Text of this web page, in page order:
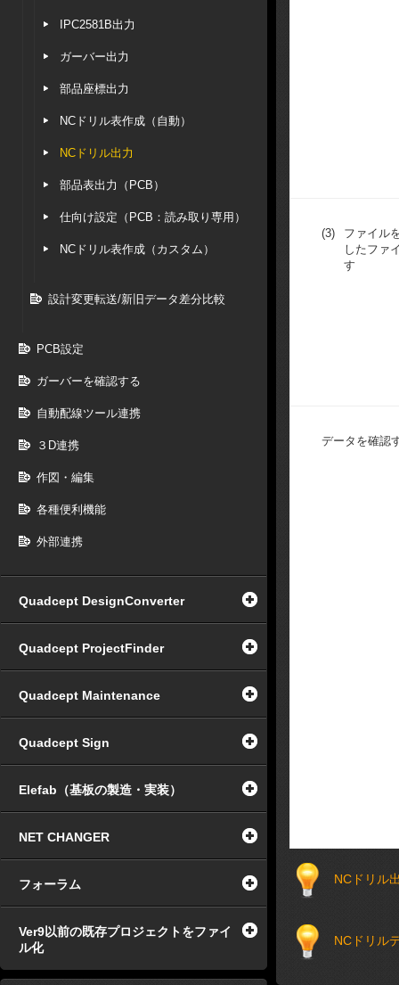
IPC2581B出力
ガーバー出力
部品座標出力
NCドリル表作成（自動）
NCドリル出力
部品表出力（PCB）
仕向け設定（PCB：読み取り専用）
NCドリル表作成（カスタム）
設計変更転送/新旧データ差分比較
PCB設定
ガーバーを確認する
自動配線ツール連携
３D連携
作図・編集
各種便利機能
外部連携
Quadcept DesignConverter
Quadcept ProjectFinder
Quadcept Maintenance
Quadcept Sign
Elefab（基板の製造・実装）
NET CHANGER
フォーラム
Ver9以前の既存プロジェクトをファイ
ル化
(3)
ファイル
したファ
す
データを確認
NCドリル
NCドリル